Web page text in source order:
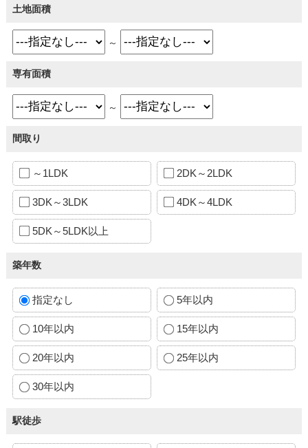
土地面積
～
専有面積
～
間取り
～1LDK 2DK～2LDK
3DK～3LDK 4DK～4LDK
5DK～5LDK以上
築年数
指定なし 5年以内
10年以内 15年以内
20年以内 25年以内
30年以内
駅徒歩